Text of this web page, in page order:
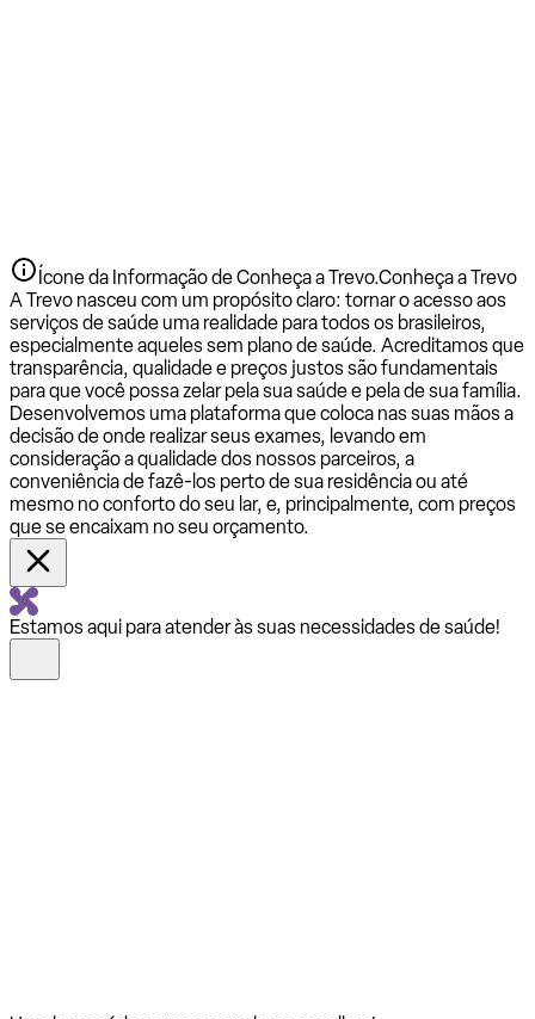
Ícone da Informação de Conheça a Trevo.Conheça a Trevo
A Trevo nasceu com um propósito claro: tornar o acesso aos
serviços de saúde uma realidade para todos os brasileiros,
especialmente aqueles sem plano de saúde. Acreditamos que
transparência, qualidade e preços justos são fundamentais
para que você possa zelar pela sua saúde e pela de sua família.
Desenvolvemos uma plataforma que coloca nas suas mãos a
decisão de onde realizar seus exames, levando em
consideração a qualidade dos nossos parceiros, a
conveniência de fazê-los perto de sua residência ou até
mesmo no conforto do seu lar, e, principalmente, com preços
que se encaixam no seu orçamento.
Estamos aqui para atender às suas necessidades de saúde!